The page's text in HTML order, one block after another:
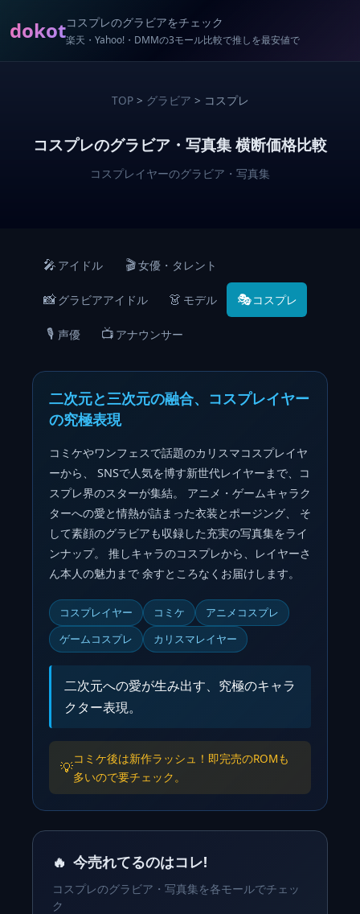
dokotコスプレのグラビアをチェック
楽天・Yahoo!・DMMの3モール比較で推しを最安値で
TOP> グラビア > コスプレ
コスプレのグラビア・写真集 横断価格比較
コスプレイヤーのグラビア・写真集
🎤 アイドル 🎬女優・タレント
📸グラビアアイドル 👗 モデル 🎭コスプレ
🎙️ 声優 📺 アナウンサー
二次元と三次元の融合、コスプレイヤー
の究極表現
コミケやワンフェスで話題のカリスマコスプレイヤ
ーから、 SNSで人気を博す新世代レイヤーまで、コ
スプレ界のスターが集結。 アニメ・ゲームキャラク
ターへの愛と情熱が詰まった衣装とポージング、 そ
して素顔のグラビアも収録した充実の写真集をライ
ンナップ。 推しキャラのコスプレから、レイヤーさ
ん本人の魅力まで 余すところなくお届けします。
コスプレイヤー コミケ
アニメコスプレ
ゲームコスプレ
カリスマレイヤー
二次元への愛が生み出す、究極のキャラ
クター表現。
💡コミケ後は新作ラッシュ！即完売のROMも
多いので要チェック。
🔥 今売れてるのはコレ!
コスプレのグラビア・写真集を各モールでチェッ
ク